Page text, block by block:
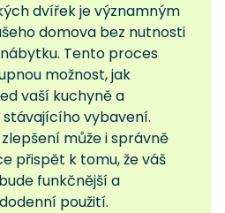
dvířek je významným
domova bez nutnosti
Tento proces
možnost, jak
vaší kuchyně a
vybavení.
může i správně
přispět k tomu, že váš
funkčnější a
použití.